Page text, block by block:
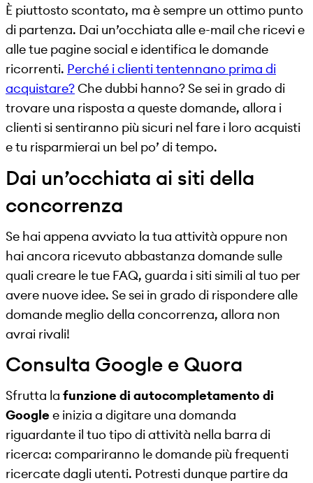
È piuttosto scontato, ma è sempre un ottimo punto
di partenza. Dai un’occhiata alle e-mail che ricevi e
alle tue pagine social e identifica le domande
ricorrenti. Perché i clienti tentennano prima di
acquistare?Che dubbi hanno? Se sei in grado di
trovare una risposta a queste domande, allora i
clienti si sentiranno più sicuri nel fare i loro acquisti
e tu risparmierai un bel po’ di tempo.
Dai un’occhiata ai siti della
concorrenza
Se hai appena avviato la tua attività oppure non
hai ancora ricevuto abbastanza domande sulle
quali creare le tue FAQ, guarda i siti simili al tuo per
avere nuove idee. Se sei in grado di rispondere alle
domande meglio della concorrenza, allora non
avrai rivali!
Consulta Google e Quora
Sfrutta la funzione di autocompletamento di
Googlee inizia a digitare una domanda
riguardante il tuo tipo di attività nella barra di
ricerca: compariranno le domande più frequenti
ricercate dagli utenti. Potresti dunque partire da